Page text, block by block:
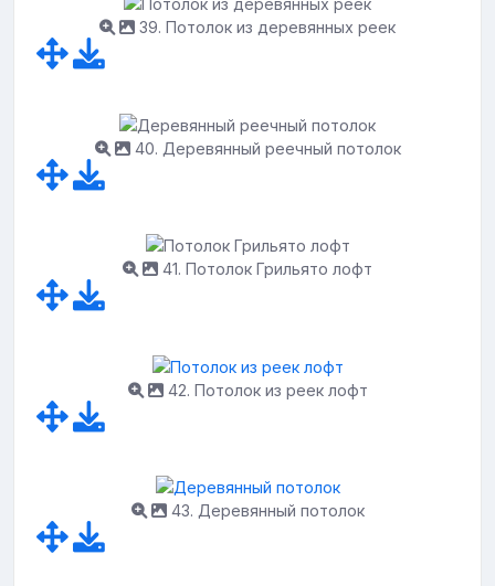
39. Потолок из деревянных реек
40. Деревянный реечный потолок
41. Потолок Грильято лофт
42. Потолок из реек лофт
43. Деревянный потолок